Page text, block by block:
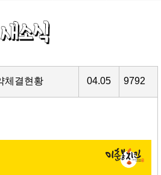
체결현황 04.05 9792